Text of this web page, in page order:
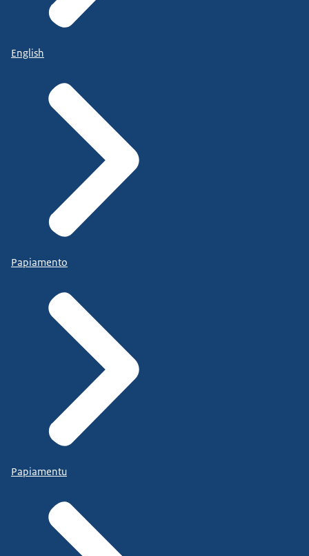
English
Papiamento
Papiamentu